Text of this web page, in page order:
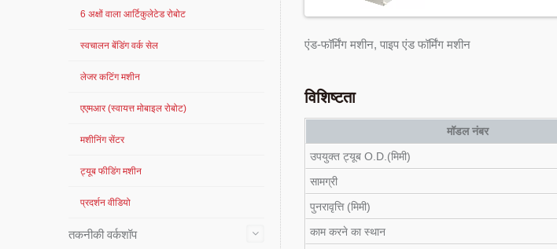
6 अक्षों वाला आर्टिकुलेटेड रोबोट
स्वचालन बेंडिंग वर्क सेल
लेजर कटिंग मशीन
एएमआर (स्वायत्त मोबाइल रोबोट)
मशीनिंग सेंटर
ट्यूब फीडिंग मशीन
प्रदर्शन वीडियो
तकनीकी वर्कशॉप
एंड-फॉर्मिंग मशीन, पाइप एंड फॉर्मिंग मशीन
विशिष्टता
मॉडल नंबर
उपयुक्त ट्यूब O.D.(मिमी)
सामग्री
पुनरावृत्ति (मिमी)
काम करने का स्थान